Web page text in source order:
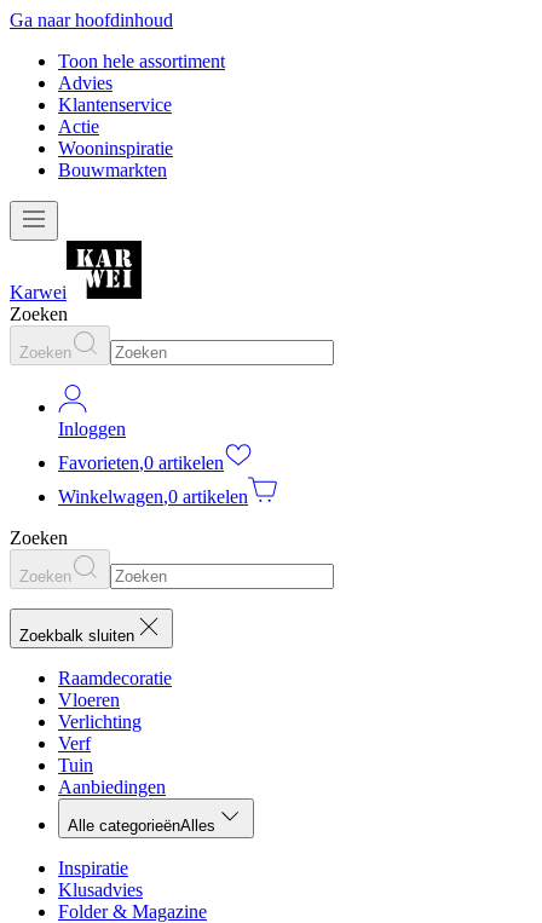
Ga naar hoofdinhoud
Toon hele assortiment
Advies
Klantenservice
Actie
Wooninspiratie
Bouwmarkten
Karwei
Zoeken
Zoeken
Inloggen
Favorieten,0 artikelen
Winkelwagen,0 artikelen
Zoeken
Zoeken
Zoekbalk sluiten
Raamdecoratie
Vloeren
Verlichting
Verf
Tuin
Aanbiedingen
Alle categorieënAlles
Inspiratie
Klusadvies
Folder & Magazine